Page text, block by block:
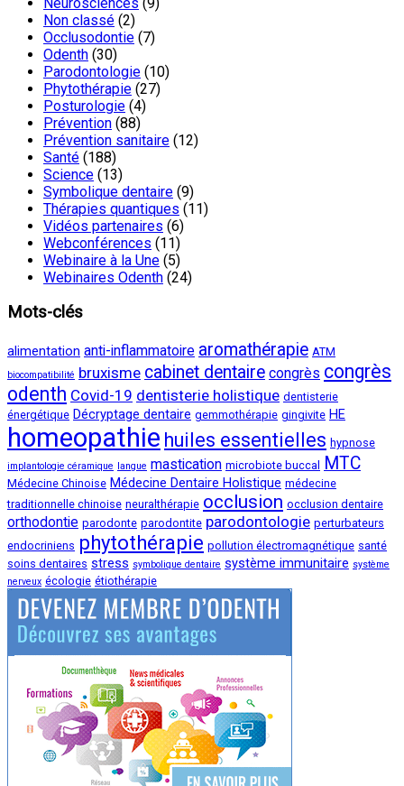
Non classé (2)
Occlusodontie (7)
Odenth (30)
Parodontologie (10)
Phytothérapie (27)
Posturologie (4)
Prévention (88)
Prévention sanitaire (12)
Santé (188)
Science (13)
Symbolique dentaire (9)
Thérapies quantiques (11)
Vidéos partenaires (6)
Webconférences (11)
Webinaire à la Une (5)
Webinaires Odenth (24)
Mots-clés
alimentation anti-inflammatoire aromathérapie ATM
biocompatibilité bruxisme cabinet dentaire congrès congrès
odenth Covid-19 dentisterie holistique dentisterie
énergétique Décryptage dentaire gemmothérapie gingivite HE
homeopathie huiles essentielles hypnose
implantologie céramique langue mastication microbiote buccal MTC
Médecine Chinoise Médecine Dentaire Holistique médecine
traditionnelle chinoise neuralthérapie occlusion occlusion dentaire
orthodontie parodonte parodontite parodontologie perturbateurs
endocriniens phytothérapie pollution électromagnétique santé
soins dentaires stress symbolique dentaire système immunitaire système
nerveux écologie étiothérapie